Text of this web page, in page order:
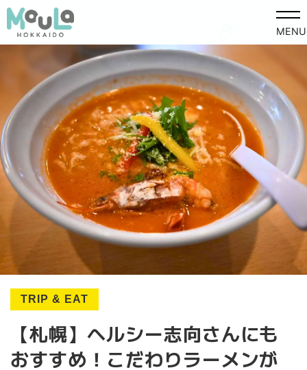
MENU
TRIP & EAT
【札幌】ヘルシー志向さんにも
おすすめ！こだわりラーメンが